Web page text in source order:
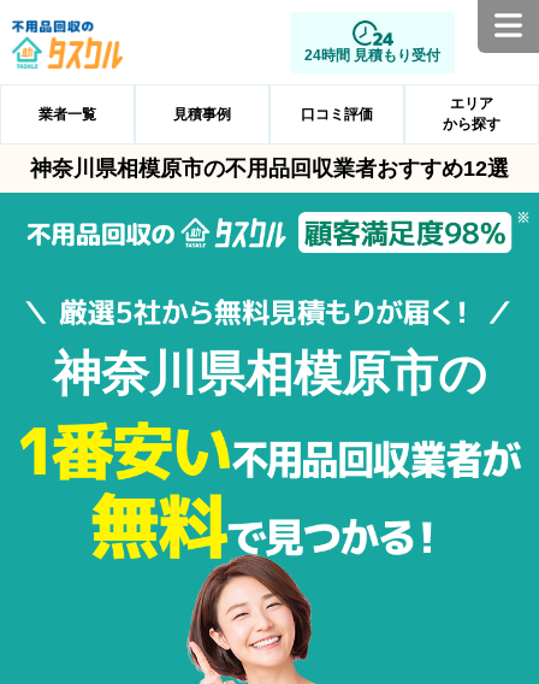
24時間 見積もり受付
業者一覧 見積事例 口コミ評価
エリア
から探す
神奈川県相模原市の不用品回収業者おすすめ12選
神奈川県相模原市の